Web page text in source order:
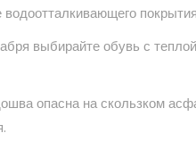
выбирайте обувь с
опасна на скользком